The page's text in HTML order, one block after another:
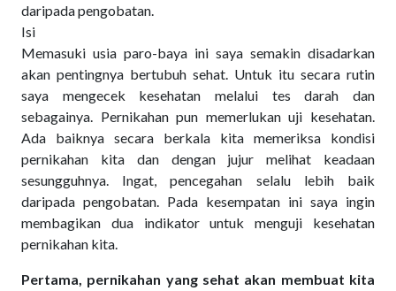
daripada pengobatan.
Isi
Memasuki usia paro-baya ini saya semakin disadarkan
akan pentingnya bertubuh sehat. Untuk itu secara rutin
saya mengecek kesehatan melalui tes darah dan
sebagainya. Pernikahan pun memerlukan uji kesehatan.
Ada baiknya secara berkala kita memeriksa kondisi
pernikahan kita dan dengan jujur melihat keadaan
sesungguhnya. Ingat, pencegahan selalu lebih baik
daripada pengobatan. Pada kesempatan ini saya ingin
membagikan dua indikator untuk menguji kesehatan
pernikahan kita.
Pertama, pernikahan yang sehat akan membuat kita